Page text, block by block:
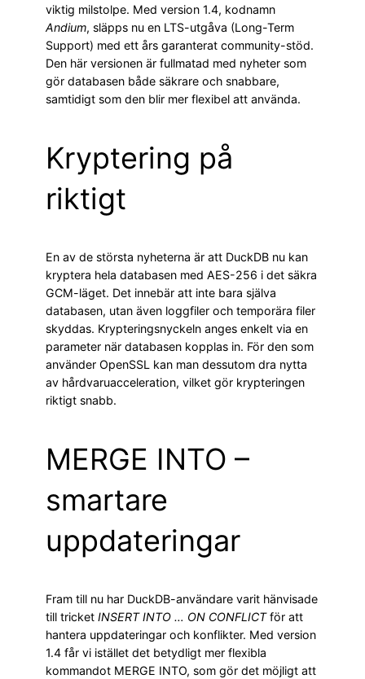
viktig milstolpe. Med version 1.4, kodnamn
Andium, släpps nu en LTS-utgåva (Long-Term
Support) med ett års garanterat community-stöd.
Den här versionen är fullmatad med nyheter som
gör databasen både säkrare och snabbare,
samtidigt som den blir mer flexibel att använda.
Kryptering på
riktigt
En av de största nyheterna är att DuckDB nu kan
kryptera hela databasen med AES-256 i det säkra
GCM-läget. Det innebär att inte bara själva
databasen, utan även loggfiler och temporära filer
skyddas. Krypteringsnyckeln anges enkelt via en
parameter när databasen kopplas in. För den som
använder OpenSSL kan man dessutom dra nytta
av hårdvaruacceleration, vilket gör krypteringen
riktigt snabb.
MERGE INTO –
smartare
uppdateringar
Fram till nu har DuckDB-användare varit hänvisade
till tricket INSERT INTO … ON CONFLICTför att
hantera uppdateringar och konflikter. Med version
1.4 får vi istället det betydligt mer flexibla
kommandot MERGE INTO, som gör det möjligt att